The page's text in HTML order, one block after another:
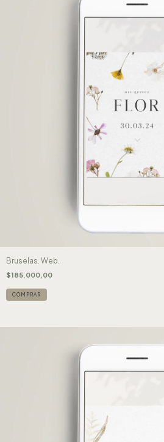
Bruselas. Web.
$185.000,00